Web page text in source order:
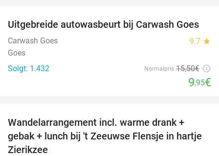
36%
Uitgebreide autowasbeurt bij Carwash Goes
Carwash Goes 9.7 star
Goes
Solgt: 1.432
Normalpris 15,50€
9,95€
Wandelarrangement incl. warme drank +
gebak + lunch bij 't Zeeuwse Flensje in hartje
Zierikzee